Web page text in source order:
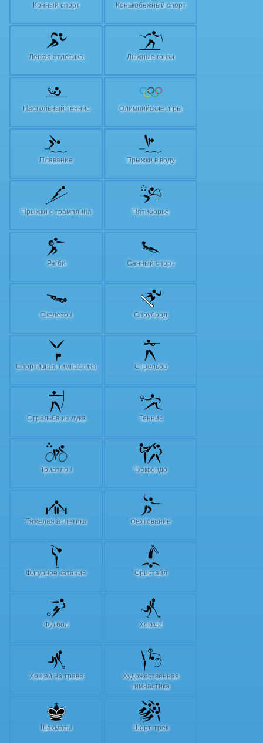
Конный спорт Конькобежный спорт
Легкая атлетика Лыжные гонки
Настольный теннис Олимпийские игры
Плавание Прыжки в воду
Прыжки с трамплина Пятиборье
Регби Санный спорт
Скелетон Сноуборд
Спортивная гимнастика Стрельба
Стрельба из лука Теннис
Триатлон Тхэквондо
Тяжелая атлетика Фехтование
Фигурное катание Фристайл
Футбол Хоккей
Хоккей на траве
Художественная
гимнастика
Шахматы Шорт-трек